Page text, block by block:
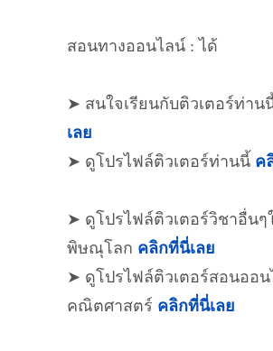
สอนทางออนไลน์ : ได้
➤ สนใจเรียนกับติวเตอร์ท่าน
เลย
➤ ดูโปรไฟล์ติวเตอร์ท่านนี้ ค
➤ ดูโปรไฟล์ติวเตอร์วิชาอื่นๆ
พิษณุโลก คลิกที่นี่เลย
➤ ดูโปรไฟล์ติวเตอร์สอนออน
คณิตศาสตร์ คลิกที่นี่เลย